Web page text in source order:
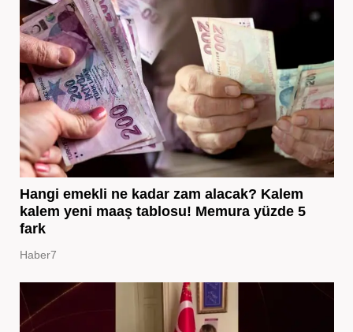
Hangi emekli ne kadar zam alacak? Kalem
kalem yeni maaş tablosu! Memura yüzde 5
fark
Haber7